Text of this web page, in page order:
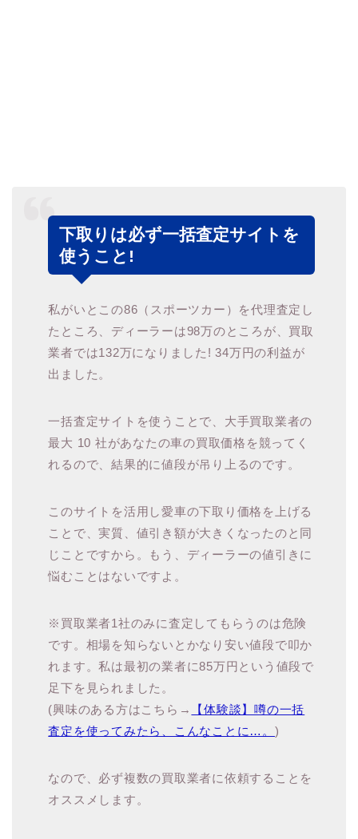
下取りは必ず一括査定サイトを
使うこと!
私がいとこの86（スポーツカー）を代理査定し
たところ、ディーラーは98万のところが、買取
業者では132万になりました! 34万円の利益が
出ました。
一括査定サイトを使うことで、大手買取業者の
最大 10 社があなたの車の買取価格を競ってく
れるので、結果的に値段が吊り上るのです。
このサイトを活用し愛車の下取り価格を上げる
ことで、実質、値引き額が大きくなったのと同
じことですから。もう、ディーラーの値引きに
悩むことはないですよ。
※買取業者1社のみに査定してもらうのは危険
です。相場を知らないとかなり安い値段で叩か
れます。私は最初の業者に85万円という値段で
足下を見られました。
(興味のある方はこちら→
【体験談】噂の一括
査定を使ってみたら、こんなことに…。 )
なので、必ず複数の買取業者に依頼することを
オススメします。